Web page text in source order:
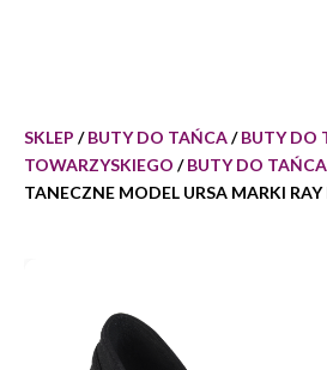
SKLEP /BUTY DO TAŃCA/BUTY DO
TOWARZYSKIEGO /BUTY DO
TANECZNE MODEL URSA MARKI RAY